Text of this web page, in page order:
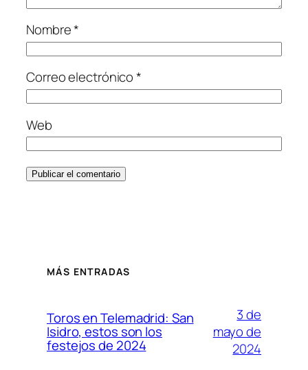
Nombre*
Correo electrónico*
Web
MÁS ENTRADAS
Toros en Telemadrid: San
Isidro, estos son los
festejos de 2024
3 de
mayo de
2024